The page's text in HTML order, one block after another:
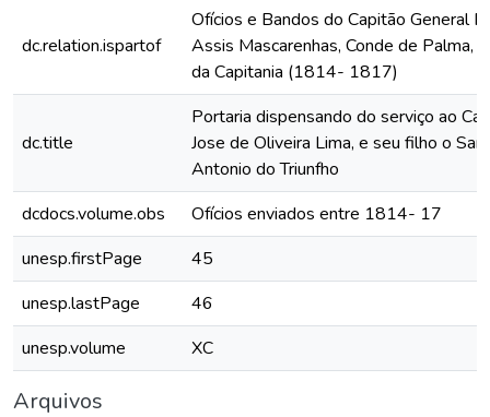
dc.relation.ispartof
Ofícios e Bandos do Capitão General
Assis Mascarenhas, Conde de Palma,
da Capitania (1814- 1817)
dc.title
Portaria dispensando do serviço ao
Jose de Oliveira Lima, e seu filho o
Antonio do Triunfho
dcdocs.volume.obs
Ofícios enviados entre 1814- 17
unesp.firstPage
45
unesp.lastPage
46
unesp.volume
XC
Arquivos